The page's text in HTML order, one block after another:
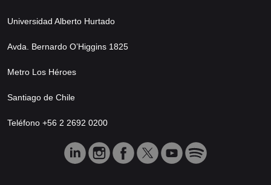
Universidad Alberto Hurtado
Avda. Bernardo O’Higgins 1825
Metro Los Héroes
Santiago de Chile
Teléfono +56 2 2692 0200